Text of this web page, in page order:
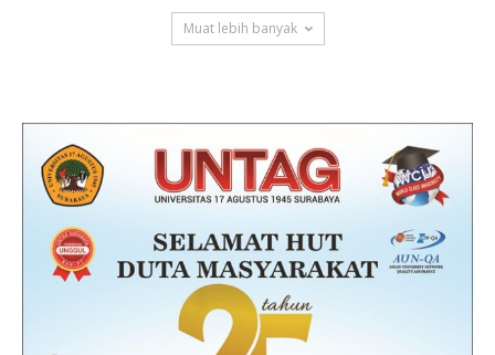
Muat lebih banyak